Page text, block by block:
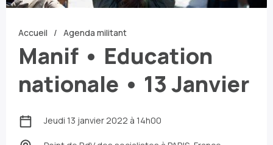
Accueil Agenda militant
Manif • Education
nationale • 13 Janvier
Jeudi 13 janvier 2022 à 14h00